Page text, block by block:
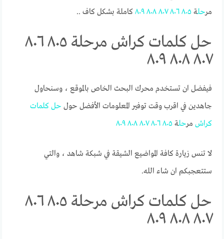
مرحلة٨٠٥ ٨٠٦ ٨٠٧ ٨٠٨ ٨٠٩ كاملة بشكل كاف ..
حل كلمات كراش مرحلة ٨٠٥ ٨٠٦
٨٠٧ ٨٠٨ ٨٠٩
فيفضل ان تستخدم محرك البحث الخاص بالموقع ، وسنحاول
جاهدين في اقرب وقت توفير المعلومات الأفضل حول حل كلمات
كراش مرحلة٨٠٥ ٨٠٦ ٨٠٧ ٨٠٨ ٨٠٩
لا تنس زيارة كافة المواضيع الشيقة في شبكة شاهد ، والتي
ستتعجبكم ان شاء الله.
حل كلمات كراش مرحلة ٨٠٥ ٨٠٦
٨٠٧ ٨٠٨ ٨٠٩